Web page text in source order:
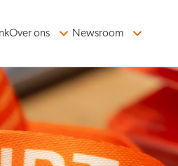
Organiserend vermogen
Over ons Newsroom